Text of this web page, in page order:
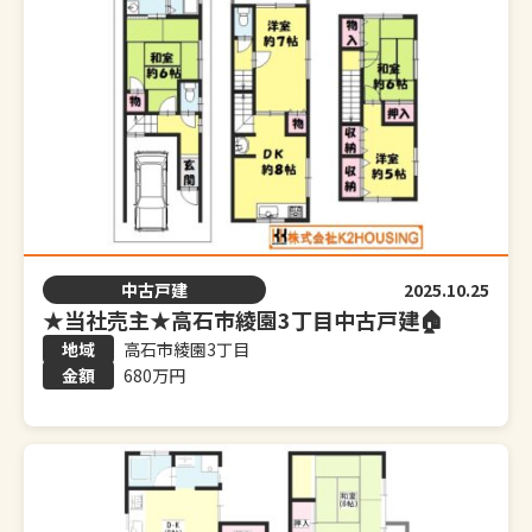
中古戸建 2025.10.25
★当社売主★高石市綾園3丁目中古戸建🏠
高石市綾園3丁目
680万円